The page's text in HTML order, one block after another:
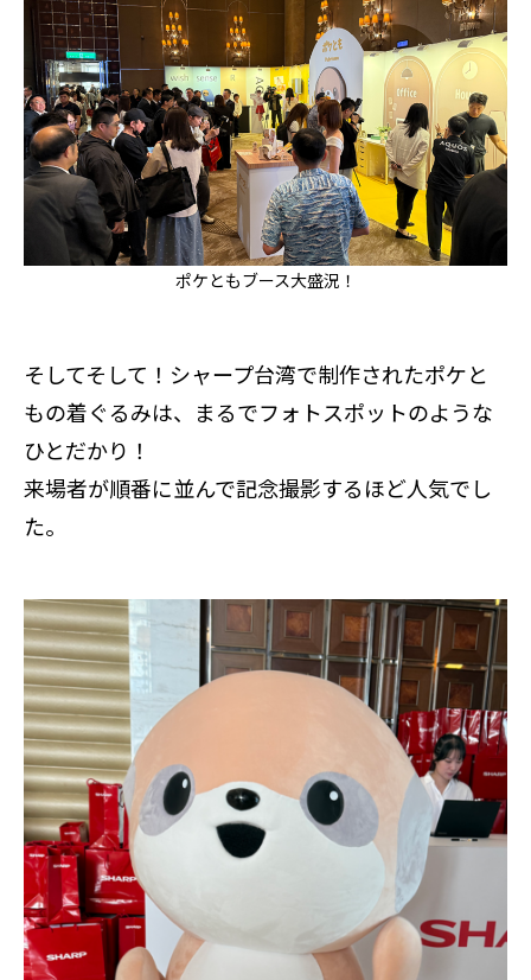
ポケともブース大盛況！
そしてそして！シャープ台湾で制作されたポケと
もの着ぐるみは、まるでフォトスポットのような
ひとだかり！
来場者が順番に並んで記念撮影するほど人気でし
た。